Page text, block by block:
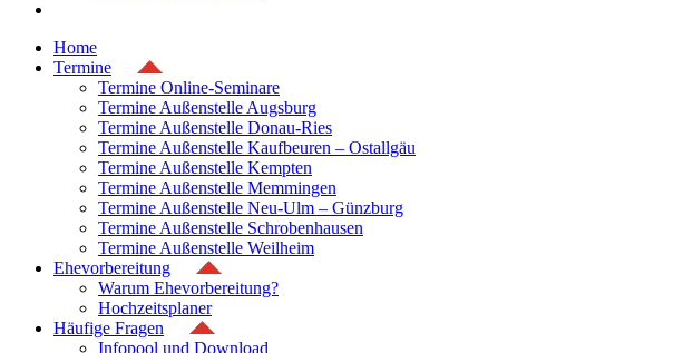
Home
Termine
Termine Online-Seminare
Termine Außenstelle Augsburg
Termine Außenstelle Donau-Ries
Termine Außenstelle Kaufbeuren – Ostallgäu
Termine Außenstelle Kempten
Termine Außenstelle Memmingen
Termine Außenstelle Neu-Ulm – Günzburg
Termine Außenstelle Schrobenhausen
Termine Außenstelle Weilheim
Ehevorbereitung
Warum Ehevorbereitung?
Hochzeitsplaner
Häufige Fragen
Infopool und Download